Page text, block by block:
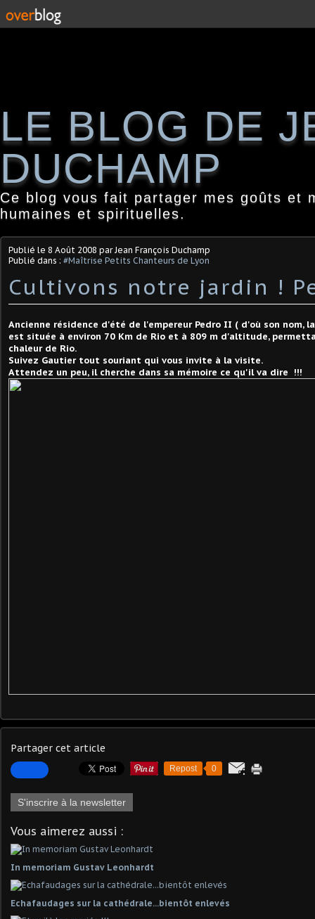
LE BLOG DE
DUCHAMP
Ce blog vous fait partager mes goûts et
humaines et spirituelles.
Publié le 8 Août 2008 par Jean François Duchamp
Publié dans : #Maîtrise Petits Chanteurs de Lyon
Cultivons notre jardin !
Ancienne résidence d'été de l'empereur Pedro II ( d'où son nom,
est située à environ 70 Km de Rio et à 809 m d'altitude,
chaleur de Rio.
Suivez Gautier tout souriant qui vous invite à la visite.
Attendez un peu, il cherche dans sa mémoire ce qu'il va dire !!!
Partager cet article
Repost 0
S'inscrire à la newsletter
Vous aimerez aussi :
In memoriam Gustav Leonhardt
Echafaudages sur la cathédrale...bientôt enlevés